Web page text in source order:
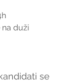
duži
se